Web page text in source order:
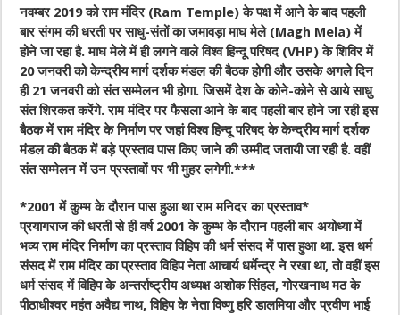
नवम्बर 2019 को राम मंदिर (Ram Temple) के पक्ष में आने के बाद पहली
बार संगम की धरती पर साधु-संतों का जमावड़ा माघ मेले (Magh Mela) में
होने जा रहा है. माघ मेले में ही लगने वाले विश्व हिन्दू परिषद (VHP) के शिविर में
20 जनवरी को केन्द्रीय मार्ग दर्शक मंडल की बैठक होगी और उसके अगले दिन
ही 21 जनवरी को संत सम्मेलन भी होगा. जिसमें देश के कोने-कोने से आये साधु
संत शिरकत करेंगे. राम मंदिर पर फैसला आने के बाद पहली बार होने जा रही इस
बैठक में राम मंदिर के निर्माण पर जहां विश्व हिन्दू परिषद के केन्द्रीय मार्ग दर्शक
मंडल की बैठक में बड़े प्रस्ताव पास किए जाने की उम्मीद जतायी जा रही है. वहीं
संत सम्मेलन में उन प्रस्तावों पर भी मुहर लगेगी.***
*2001 में कुम्भ के दौरान पास हुआ था राम मनिदर का प्रस्ताव*
प्रयागराज की धरती से ही वर्ष 2001 के कुम्भ के दौरान पहली बार अयोध्या में
भव्य राम मंदिर निर्माण का प्रस्ताव विहिप की धर्म संसद में पास हुआ था. इस धर्म
संसद में राम मंदिर का प्रस्ताव विहिप नेता आचार्य धर्मेन्द्र ने रखा था, तो वहीं इस
धर्म संसद में विहिप के अन्तर्राष्ट्रीय अध्यक्ष अशोक सिंहल, गोरखनाथ मठ के
पीठाधीश्वर महंत अवैद्य नाथ, विहिप के नेता विष्णु हरि डालमिया और प्रवीण भाई